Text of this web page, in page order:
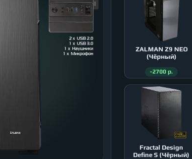
ZALMAN Z9 NEO
(Чёрный)
-2700 р.
Fractal Design
Define S (Чёрный)